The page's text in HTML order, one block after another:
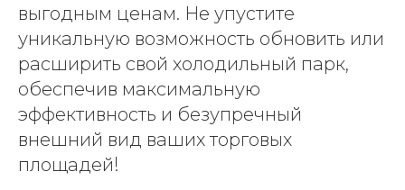
выгодным ценам. Не упустите
уникальную возможность обновить или
расширить свой холодильный парк,
обеспечив максимальную
эффективность и безупречный
внешний вид ваших торговых
площадей!